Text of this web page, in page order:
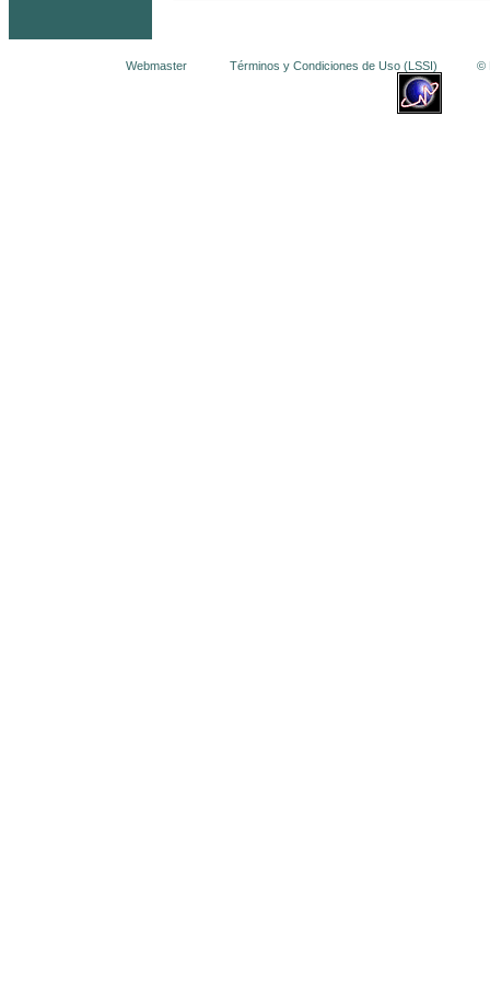
Webmaster Términos y Condiciones de Uso (LSSI) © La